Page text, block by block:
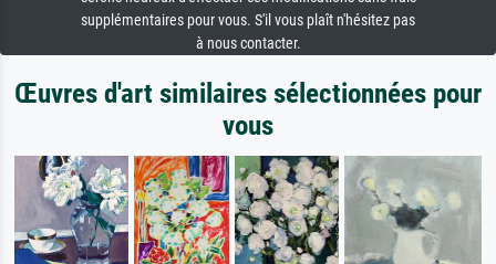
supplémentaires pour vous. S'il vous plaît n'hésitez pas
à nous contacter.
Œuvres d'art similaires sélectionnées pour
vous